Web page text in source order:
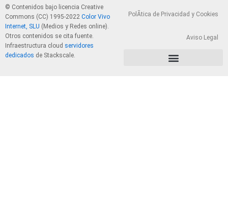
© Contenidos bajo licencia Creative
Commons (CC) 1995-2022 Color Vivo
Internet, SLU (Medios y Redes online).
Otros contenidos se cita fuente.
Infraestructura cloud servidores
dedicados de Stackscale.
PolÃ­tica de Privacidad y Cookies
Aviso Legal